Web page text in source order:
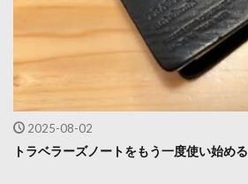
2025-08-02
トラベラーズノートをもう一度使い始める